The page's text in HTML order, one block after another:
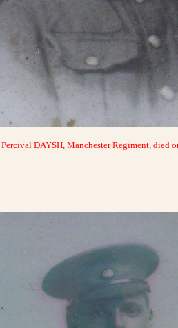
Percival DAYSH, Manchester Regiment, died